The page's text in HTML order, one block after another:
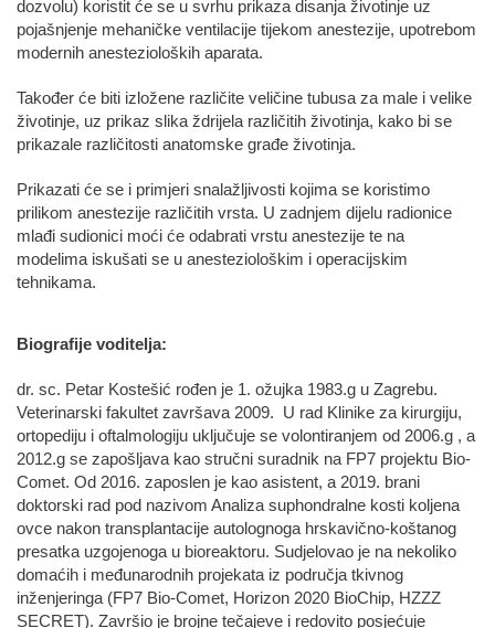
dozvolu) koristit će se u svrhu prikaza disanja životinje uz
pojašnjenje mehaničke ventilacije tijekom anestezije, upotrebom
modernih anestezioloških aparata.
Također će biti izložene različite veličine tubusa za male i velike
životinje, uz prikaz slika ždrijela različitih životinja, kako bi se
prikazale različitosti anatomske građe životinja.
Prikazati će se i primjeri snalažljivosti kojima se koristimo
prilikom anestezije različitih vrsta. U zadnjem dijelu radionice
mlađi sudionici moći će odabrati vrstu anestezije te na
modelima iskušati se u anesteziološkim i operacijskim
tehnikama.
Biografije voditelja:
dr. sc. Petar Kostešić rođen je 1. ožujka 1983.g u Zagrebu.
Veterinarski fakultet završava 2009. U rad Klinike za kirurgiju,
ortopediju i oftalmologiju uključuje se volontiranjem od 2006.g , a
2012.g se zapošljava kao stručni suradnik na FP7 projektu Bio-
Comet. Od 2016. zaposlen je kao asistent, a 2019. brani
doktorski rad pod nazivom Analiza suphondralne kosti koljena
ovce nakon transplantacije autolognoga hrskavično-koštanog
presatka uzgojenoga u bioreaktoru. Sudjelovao je na nekoliko
domaćih i međunarodnih projekata iz područja tkivnog
inženjeringa (FP7 Bio-Comet, Horizon 2020 BioChip, HZZZ
SECRET). Završio je brojne tečajeve i redovito posjećuje